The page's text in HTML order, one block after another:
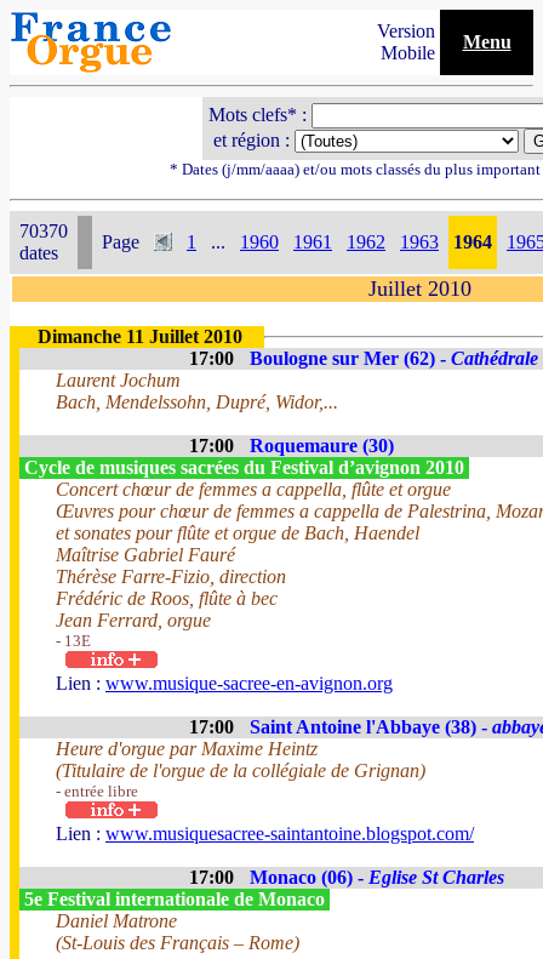
Version
Mobile
Menu
Mots clefs* :
et région :
* Dates (j/mm/aaaa) et/ou mots classés du plus
70370
dates
Page 1 ... 1960 1961 1962 1963 1964
Juillet 2010
Dimanche 11 Juillet 2010
17:00
Boulogne sur Mer (62) - Cathédrale
Laurent Jochum
Bach, Mendelssohn, Dupré, Widor,...
17:00
Roquemaure (30)
Cycle de musiques sacrées du Festival d’avignon 2010
Concert chœur de femmes a cappella, flûte et orgue
Œuvres pour chœur de femmes a cappella de Palestrina,
et sonates pour flûte et orgue de Bach, Haendel
Maîtrise Gabriel Fauré
Thérèse Farre-Fizio, direction
Frédéric de Roos, flûte à bec
Jean Ferrard, orgue
- 13E
Lien : www.musique-sacree-en-avignon.org
17:00 Saint Antoine l'Abbaye (38) -
Heure d'orgue par Maxime Heintz
(Titulaire de l'orgue de la collégiale de Grignan)
- entrée libre
Lien : www.musiquesacree-saintantoine.blogspot.com/
17:00 Monaco (06) - Eglise St Charles
5e Festival internationale de Monaco
Daniel Matrone
(St-Louis des Français – Rome)